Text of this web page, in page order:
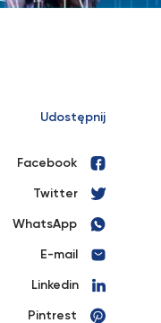
Udostępnij
Facebook
Twitter
WhatsApp
E-mail
Linkedin
Pintrest